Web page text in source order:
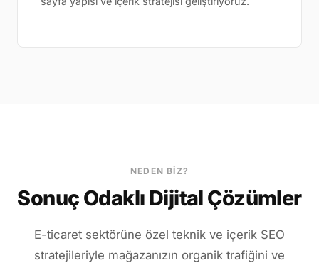
NEDEN BIZ?
Sonuç Odaklı Dijital Çözümler
E-ticaret sektörüne özel teknik ve içerik SEO
stratejileriyle mağazanızın organik trafiğini ve